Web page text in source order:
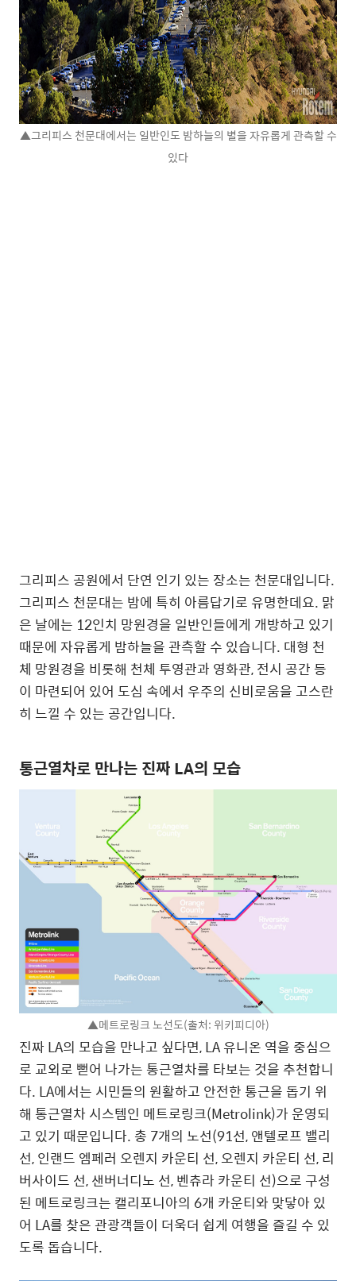
▲그리피스 천문대에서는 일반인도 밤하늘의 별을 자유롭게 관측할 수
있다
그리피스 공원에서 단연 인기 있는 장소는 천문대입니다.
그리피스 천문대는 밤에 특히 아름답기로 유명한데요. 맑
은 날에는 12인치 망원경을 일반인들에게 개방하고 있기
때문에 자유롭게 밤하늘을 관측할 수 있습니다. 대형 천
체 망원경을 비롯해 천체 투영관과 영화관, 전시 공간 등
이 마련되어 있어 도심 속에서 우주의 신비로움을 고스란
히 느낄 수 있는 공간입니다.
통근열차로 만나는 진짜 LA의 모습
▲메트로링크 노선도(출처: 위키피디아)
진짜 LA의 모습을 만나고 싶다면, LA 유니온 역을 중심으
로 교외로 뻗어 나가는 통근열차를 타보는 것을 추천합니
다. LA에서는 시민들의 원활하고 안전한 통근을 돕기 위
해 통근열차 시스템인 메트로링크(Metrolink)가 운영되
고 있기 때문입니다. 총 7개의 노선(91선, 앤텔로프 밸리
선, 인랜드 엠페러 오렌지 카운티 선, 오렌지 카운티 선, 리
버사이드 선, 샌버너디노 선, 벤츄라 카운티 선)으로 구성
된 메트로링크는 캘리포니아의 6개 카운티와 맞닿아 있
어 LA를 찾은 관광객들이 더욱더 쉽게 여행을 즐길 수 있
도록 돕습니다.